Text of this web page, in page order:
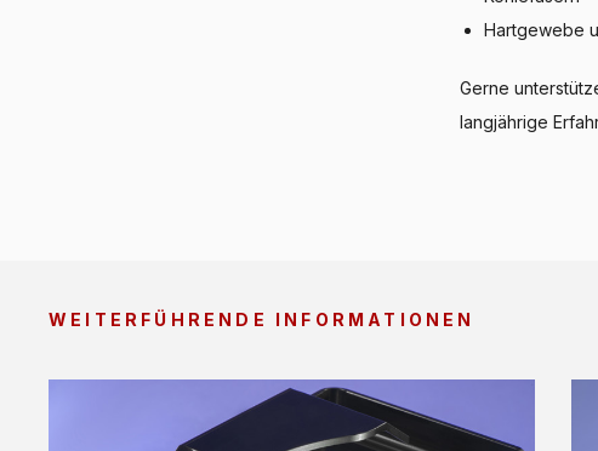
Hartgewebe
Gerne
langjährige
WEITERFÜHRENDE INFORMATIONEN